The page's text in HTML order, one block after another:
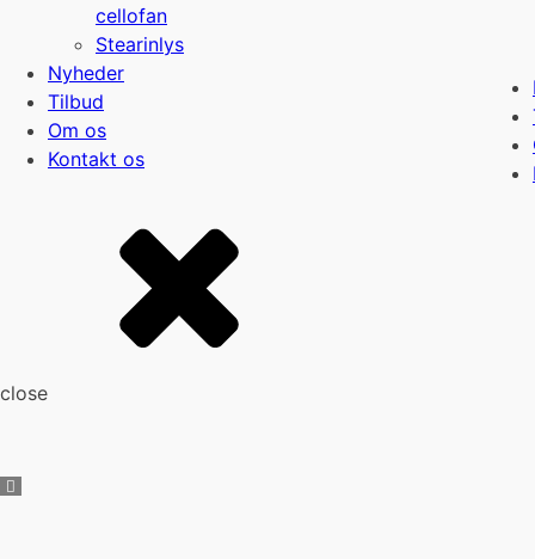
cellofan
Stearinlys
Nyheder
Tilbud
Om os
Kontakt os
close